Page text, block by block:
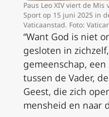
Paus Leo XIV viert de
Sport op 15 juni 2025 in
Vaticaanstad. Foto:
“Want God is niet
gesloten in
gemeenschap,
tussen de Vader,
Geest, die zich
mensheid en naar